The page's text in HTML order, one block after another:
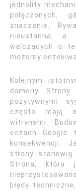
jednolity
połączonych,
znaczenie.
nieustanna, a
walczących o
możemy
Kolejnym
domeny.
pozytywnymi
często mają
witrynami.
oczach
konsekwencji.
strony stanowią
Strona, która
błędy